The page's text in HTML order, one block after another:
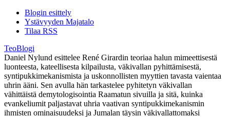
Blogin esittely
Ystävyyden Majatalo
Tilaa RSS
TeoBlogi
Daniel Nylund esittelee René Girardin teoriaa halun mimeettisestä
luonteesta, kateellisesta kilpailusta, väkivallan pyhittämisestä,
syntipukkimekanismista ja uskonnollisten myyttien tavasta vaientaa
uhrin ääni. Sen avulla hän tarkastelee pyhitetyn väkivallan
vähittäistä demytologisointia Raamatun sivuilla ja sitä, kuinka
evankeliumit paljastavat uhria vaativan syntipukkimekanismin
ihmisten ominaisuudeksi ja Jumalan täysin väkivallattomaksi